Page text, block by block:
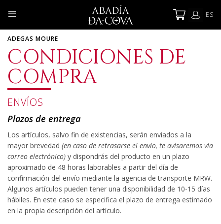
ES
ADEGAS MOURE
CONDICIONES DE
COMPRA
ENVÍOS
Plazos de entrega
Los artículos, salvo fin de existencias, serán enviados a la
mayor brevedad (en caso de retrasarse el envío, te avisaremos vía
correo electrónico) y dispondrás del producto en un plazo
aproximado de 48 horas laborables a partir del día de
confirmación del envío mediante la agencia de transporte MRW.
Algunos artículos pueden tener una disponibilidad de 10-15 días
hábiles. En este caso se especifica el plazo de entrega estimado
en la propia descripción del artículo.